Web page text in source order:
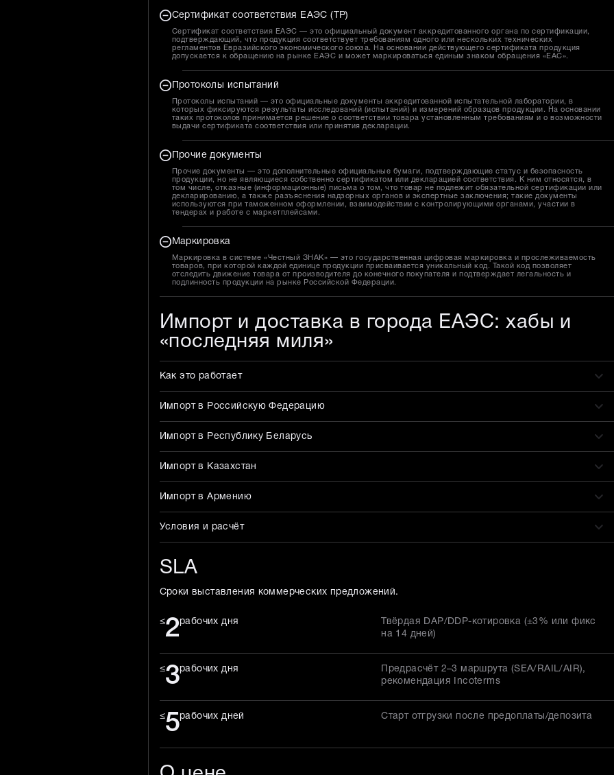
Сертификат соответствия ЕАЭС (ТР)
Сертификат соответствия ЕАЭС — это официальный документ аккредитованного органа по сертификации,
подтверждающий, что продукция соответствует требованиям одного или нескольких технических
регламентов Евразийского экономического союза. На основании действующего сертификата продукция
допускается к обращению на рынке ЕАЭС и может маркироваться единым знаком обращения «EAC».
Протоколы испытаний
Протоколы испытаний — это официальные документы аккредитованной испытательной лаборатории, в
которых фиксируются результаты исследований (испытаний) и измерений образцов продукции. На основании
таких протоколов принимается решение о соответствии товара установленным требованиям и о возможности
выдачи сертификата соответствия или принятия декларации.
Прочие документы
Прочие документы — это дополнительные официальные бумаги, подтверждающие статус и безопасность
продукции, но не являющиеся собственно сертификатом или декларацией соответствия. К ним относятся, в
том числе, отказные (информационные) письма о том, что товар не подлежит обязательной сертификации или
декларированию, а также разъяснения надзорных органов и экспертные заключения; такие документы
используются при таможенном оформлении, взаимодействии с контролирующими органами, участии в
тендерах и работе с маркетплейсами.
Маркировка
Маркировка в системе «Честный ЗНАК» — это государственная цифровая маркировка и прослеживаемость
товаров, при которой каждой единице продукции присваивается уникальный код. Такой код позволяет
отследить движение товара от производителя до конечного покупателя и подтверждает легальность и
подлинность продукции на рынке Российской Федерации.
Импорт и доставка в города ЕАЭС: хабы и
«последняя миля»
Как это работает
Импорт в Российскую Федерацию
Импорт в Республику Беларусь
Импорт в Казахстан
Импорт в Армению
Условия и расчёт
SLA
Сроки выставления коммерческих предложений.
≤2 рабочих дня
Твёрдая DAP/DDP-котировка (±3% или фикс
на 14 дней)
≤3рабочих дня
Предрасчёт 2–3 маршрута (SEA/RAIL/AIR),
рекомендация Incoterms
≤5рабочих дней Старт отгрузки после предоплаты/депозита